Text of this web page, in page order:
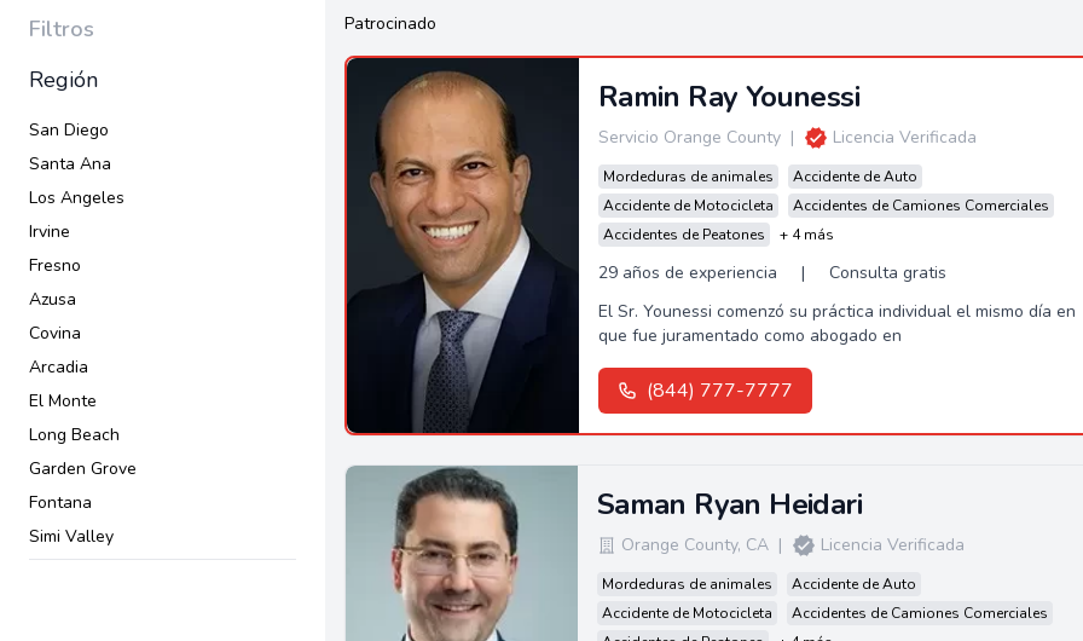
Filtros
Región
San Diego
Santa Ana
Los Angeles
Irvine
Fresno
Azusa
Covina
Arcadia
El Monte
Long Beach
Garden Grove
Fontana
Simi Valley
Patrocinado
Ramin Ray Younessi
Servicio Orange County | Licencia Verificada
Mordeduras de animales
Accidente de Auto
Accidente de Motocicleta
Accidentes de Camiones Comerciales
Accidentes de Peatones
+ 4 más
29 años de experiencia |
Consulta gratis
El Sr. Younessi comenzó su práctica individual el mismo día en
que fue juramentado como abogado en
(844) 777-7777
Saman Ryan Heidari
Orange County, CA | Licencia Verificada
Mordeduras de animales
Accidente de Auto
Accidente de Motocicleta
Accidentes de Camiones Comerciales